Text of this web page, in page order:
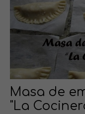
Masa de
"La